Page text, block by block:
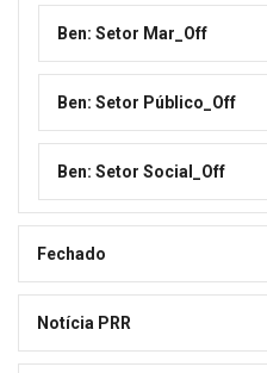
Ben: Setor Mar_Off
Ben: Setor Público_Off
Ben: Setor Social_Off
Fechado
Notícia PRR